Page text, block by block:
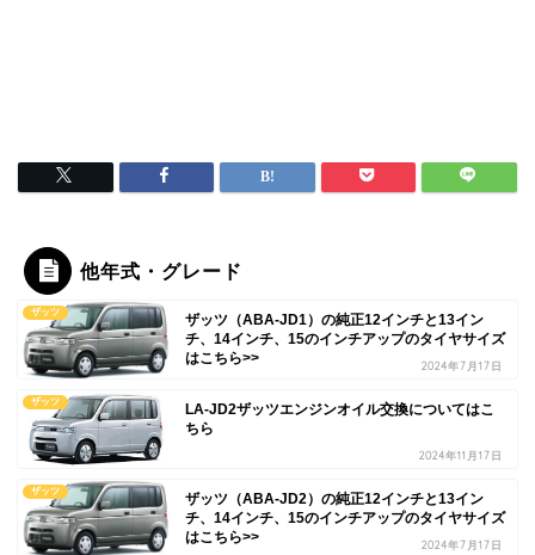
他年式・グレード
ザッツ
ザッツ（ABA-JD1）の純正12インチと13イン
チ、14インチ、15のインチアップのタイヤサイズ
はこちら>>
2024年7月17日
ザッツ
LA-JD2ザッツエンジンオイル交換についてはこ
ちら
2024年11月17日
ザッツ
ザッツ（ABA-JD2）の純正12インチと13イン
チ、14インチ、15のインチアップのタイヤサイズ
はこちら>>
2024年7月17日